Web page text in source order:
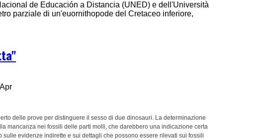
de Educación a Distancia (UNED) e dell'Università
parziale di un'euornithopode del Cretaceo inferiore,
delle prove per distinguere il sesso di due dinosauri. La determinazione
mancanza nei fossili delle parti molli, che darebbero una indicazione certa
evidenze indirette e sui dettagli che possono essere rilevati sui fossili